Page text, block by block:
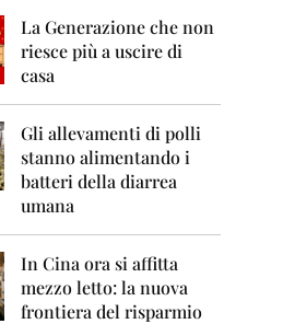
La Generazione che non
riesce più a uscire di
casa
Gli allevamenti di polli
stanno alimentando i
batteri della diarrea
umana
In Cina ora si affitta
mezzo letto: la nuova
frontiera del risparmio